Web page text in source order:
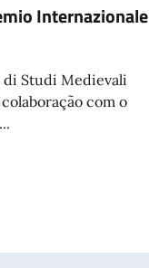
Internazionale
Studi Medievali
colaboração com o